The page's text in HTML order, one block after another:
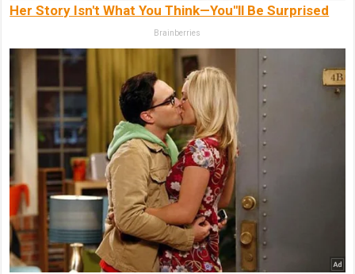
Her Story Isn't What You Think—You''ll Be Surprised
Brainberries